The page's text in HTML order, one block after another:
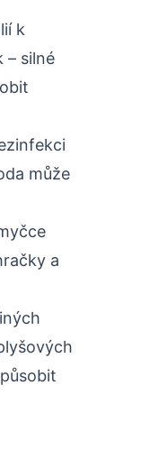
k
– silné
může
a